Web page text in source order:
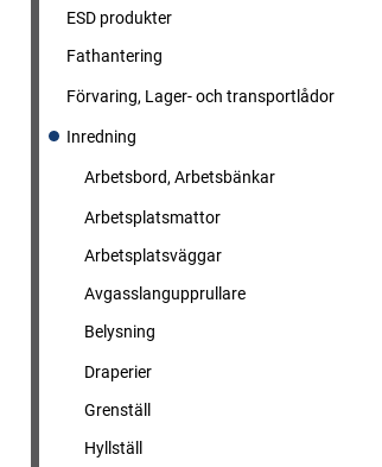
ESD produkter
Fathantering
Förvaring, Lager- och transportlådor
Inredning
Arbetsbord, Arbetsbänkar
Arbetsplatsmattor
Arbetsplatsväggar
Avgasslangupprullare
Belysning
Draperier
Grenställ
Hyllställ